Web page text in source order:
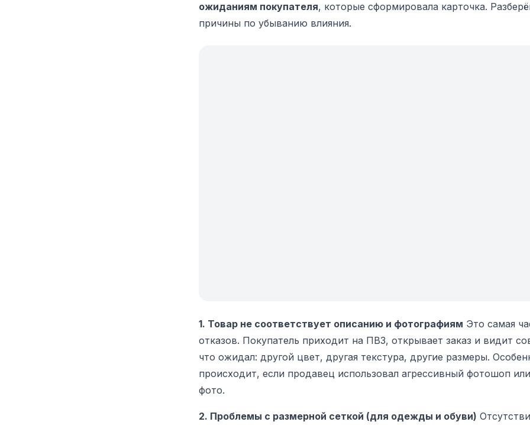
ожиданиям покупателя, которые сформировала карточка.
причины по убыванию влияния.
1. Товар не соответствует описанию и фотографиям Это самая
отказов. Покупатель приходит на ПВЗ, открывает заказ и видит
что ожидал: другой цвет, другая текстура, другие размеры.
происходит, если продавец использовал агрессивный фотошоп
фото.
2. Проблемы с размерной сеткой (для одежды и обуви)